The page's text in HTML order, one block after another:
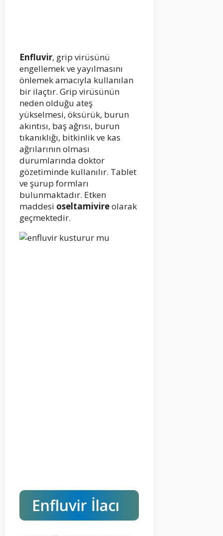
Enfluvir, grip virüsünü
engellemek ve yayılmasını
önlemek amacıyla kullanılan
bir ilaçtır. Grip virüsünün
neden olduğu ateş
yükselmesi, öksürük, burun
akıntısı, baş ağrısı, burun
tıkanıklığı, bitkinlik ve kas
ağrılarının olması
durumlarında doktor
gözetiminde kullanılır. Tablet
ve şurup formları
bulunmaktadır. Etken
maddesi oseltamivireolarak
geçmektedir.
Enfluvir İlacı